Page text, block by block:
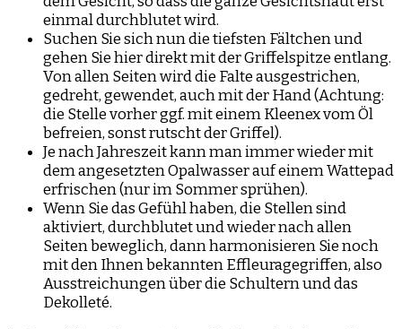
einmal durchblutet wird.
Suchen Sie sich nun die tiefsten Fältchen und
gehen Sie hier direkt mit der Griffelspitze entlang.
Von allen Seiten wird die Falte ausgestrichen,
gedreht, gewendet, auch mit der Hand (Achtung:
die Stelle vorher ggf. mit einem Kleenex vom Öl
befreien, sonst rutscht der Griffel).
Je nach Jahreszeit kann man immer wieder mit
dem angesetzten Opalwasser auf einem Wattepad
erfrischen (nur im Sommer sprühen).
Wenn Sie das Gefühl haben, die Stellen sind
aktiviert, durchblutet und wieder nach allen
Seiten beweglich, dann harmonisieren Sie noch
mit den Ihnen bekannten Effleuragegriffen, also
Ausstreichungen über die Schultern und das
Dekolleté.